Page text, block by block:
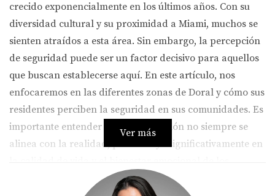
crecido exponencialmente en los últimos años. Con su
diversidad cultural y su proximidad a Miami, muchos se
sienten atraídos a esta área. Sin embargo, la percepción
de seguridad puede ser un factor decisivo para aquellos
que buscan establecerse aquí. En este artículo, nos
enfocaremos en las diferentes zonas de Doral y cómo sus
residentes perciben la seguridad en sus comunidades. Es
importante entender que la percepción no siempre se
alinea con la realidad, pero influye significativamente en
Ver más